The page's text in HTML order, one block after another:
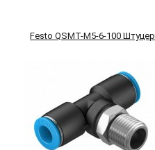
Festo QSMT-M5-6-100 Штуцер